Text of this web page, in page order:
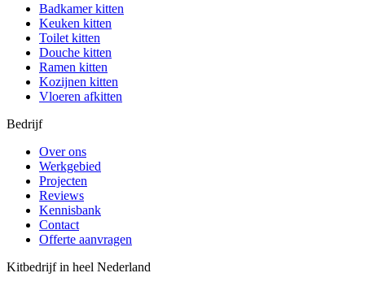
Badkamer kitten
Keuken kitten
Toilet kitten
Douche kitten
Ramen kitten
Kozijnen kitten
Vloeren afkitten
Bedrijf
Over ons
Werkgebied
Projecten
Reviews
Kennisbank
Contact
Offerte aanvragen
Kitbedrijf in heel Nederland